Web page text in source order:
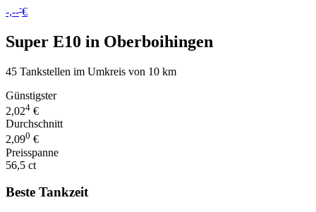
-,---€
Super E10 in Oberboihingen
45 Tankstellen im Umkreis von 10 km
Günstigster
2,024 €
Durchschnitt
2,090 €
Preisspanne
56,5 ct
Beste Tankzeit